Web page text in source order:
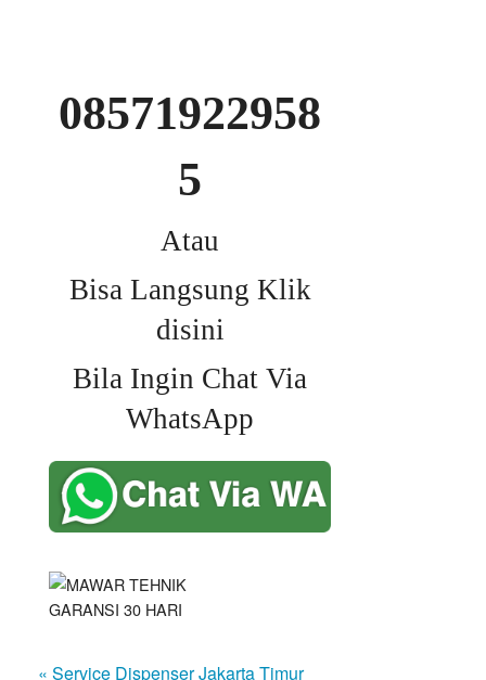
08571922958
5
Atau
Bisa Langsung Klik
disini
Bila Ingin Chat Via
WhatsApp
« Service Dispenser Jakarta Timur